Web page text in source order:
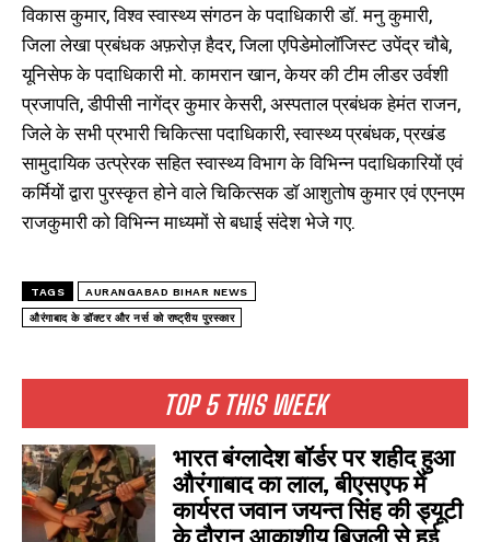
TOP 5 THIS WEEK
भारत बंग्लादेश बॉर्डर पर शहीद हुआ
औरंगाबाद का लाल, बीएसएफ में
कार्यरत जवान जयन्त सिंह की ड्यूटी
के दौरान आकाशीय बिजली से हुई
विकास कुमार, विश्व स्वास्थ्य संगठन के पदाधिकारी डॉ. मनु कुमारी,
जिला लेखा प्रबंधक अफ़रोज़ हैदर, जिला एपिडेमोलॉजिस्ट उपेंद्र चौबे,
यूनिसेफ के पदाधिकारी मो. कामरान खान, केयर की टीम लीडर उर्वशी
प्रजापति, डीपीसी नागेंद्र कुमार केसरी, अस्पताल प्रबंधक हेमंत राजन,
जिले के सभी प्रभारी चिकित्सा पदाधिकारी, स्वास्थ्य प्रबंधक, प्रखंड
सामुदायिक उत्प्रेरक सहित स्वास्थ्य विभाग के विभिन्न पदाधिकारियों एवं
कर्मियों द्वारा पुरस्कृत होने वाले चिकित्सक डॉ आशुतोष कुमार एवं एएनएम
राजकुमारी को विभिन्न माध्यमों से बधाई संदेश भेजे गए.
TAGS AURANGABAD BIHAR NEWS
औरंगाबाद के डॉक्टर और नर्स को राष्ट्रीय पुरस्कार